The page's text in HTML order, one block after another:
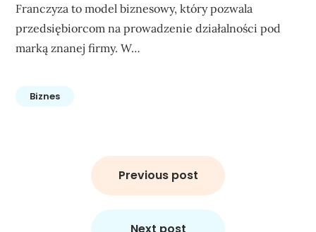
Franczyza to model biznesowy, który pozwala
przedsiębiorcom na prowadzenie działalności pod
marką znanej firmy. W…
Biznes
Previous post
Next post